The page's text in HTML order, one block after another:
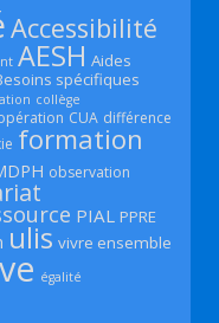
Accessibilité
AESH Aides
spécifiques
collège
CUA différence
formation
observation
PIAL PPRE
ulis vivre ensemble
égalité